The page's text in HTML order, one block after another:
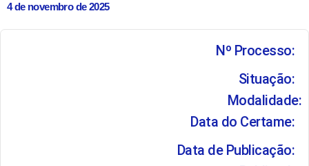
4 de novembro de 2025
Nº Processo:
Situação:
Modalidade:
Data do Certame:
Data de Publicação: